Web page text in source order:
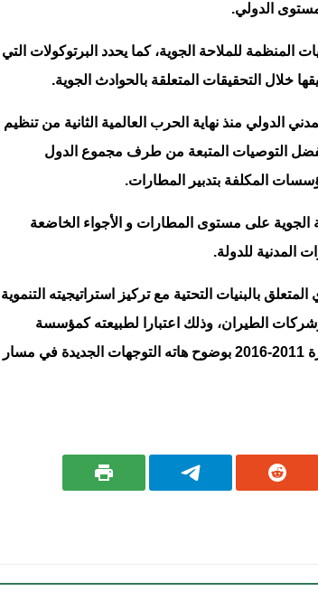
الدولي.
المنظمة للملاحة الجوية، كما يحدد البرتوكولات التي
خلال التحقيقات المتعلقة بالحوادث الجوية.
الدولي منذ نهاية الحرب العالمية الثانية من تنظيم
التوصيات المتبعة من طرف مجموع الدول
المكلفة بتدبير المطارات.
على مستوى المطارات و الأجواء الخاضعة
المدنية للدولة.
بالبنيات التحتية مع تركيز استراتيجيته التنموية
الطيران، وذلك اعتبارا لطبيعته كمؤسسة
خدماتية، حيث يترجم البرنامج الإستراتجي للمكتب المعد للفترة 2011-2016 بوضوح هاته التوجهات الجديدة في مسار